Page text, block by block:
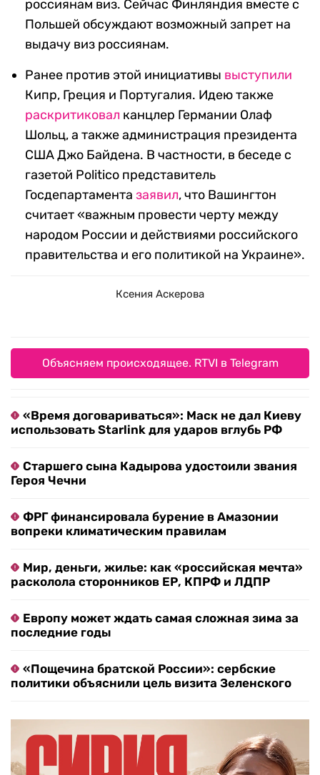
россиянам виз. Сейчас Финляндия вместе с
Польшей обсуждают возможный запрет на
выдачу виз россиянам.
Ранее против этой инициативы выступили
Кипр, Греция и Португалия. Идею также
раскритиковал канцлер Германии Олаф
Шольц, а также администрация президента
США Джо Байдена. В частности, в беседе с
газетой Politico представитель
Госдепартамента заявил, что Вашингтон
считает «важным провести черту между
народом России и действиями российского
правительства и его политикой на Украине».
Ксения Аскерова
Объясняем происходящее. RTVI в Telegram
«Время договариваться»: Маск не дал Киеву
использовать Starlink для ударов вглубь РФ
Старшего сына Кадырова удостоили звания
Героя Чечни
ФРГ финансировала бурение в Амазонии
вопреки климатическим правилам
Мир, деньги, жилье: как «российская мечта»
расколола сторонников ЕР, КПРФ и ЛДПР
Европу может ждать самая сложная зима за
последние годы
«Пощечина братской России»: сербские
политики объяснили цель визита Зеленского